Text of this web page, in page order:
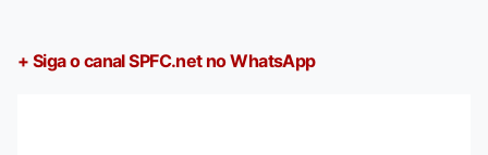
+ Siga o canal SPFC.net no WhatsApp